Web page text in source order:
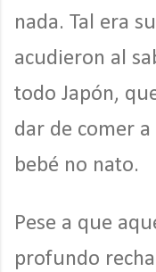
nada. Tal era
acudieron al
todo Japón,
dar de comer
bebé no nato.
Pese a que
profundo